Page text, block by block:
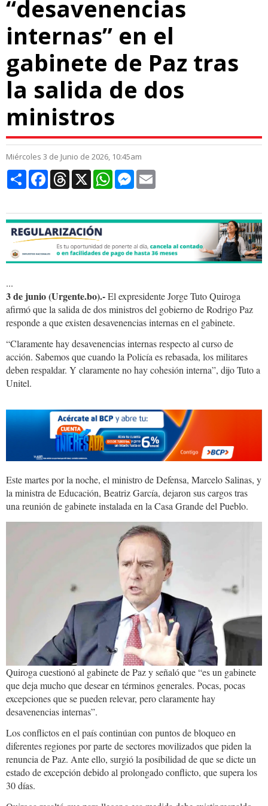
“desavenencias
internas” en el
gabinete de Paz tras
la salida de dos
ministros
Miércoles 3 de Junio de 2026, 10:45am
CompartirFacebookThreads
X WhatsAppMessenger
...
3 de junio (Urgente.bo).-El expresidente Jorge Tuto Quiroga
afirmó que la salida de dos ministros del gobierno de Rodrigo Paz
responde a que existen desavenencias internas en el gabinete.
“Claramente hay desavenencias internas respecto al curso de
acción. Sabemos que cuando la Policía es rebasada, los militares
deben respaldar. Y claramente no hay cohesión interna”, dijo Tuto a
Unitel.
Este martes por la noche, el ministro de Defensa, Marcelo Salinas, y
la ministra de Educación, Beatriz García, dejaron sus cargos tras
una reunión de gabinete instalada en la Casa Grande del Pueblo.
d83791128178.jpg
Quiroga cuestionó al gabinete de Paz y señaló que “es un gabinete
que deja mucho que desear en términos generales. Pocas, pocas
excepciones que se pueden relevar, pero claramente hay
desavenencias internas”.
Los conflictos en el país continúan con puntos de bloqueo en
diferentes regiones por parte de sectores movilizados que piden la
renuncia de Paz. Ante ello, surgió la posibilidad de que se dicte un
estado de excepción debido al prolongado conflicto, que supera los
30 días.